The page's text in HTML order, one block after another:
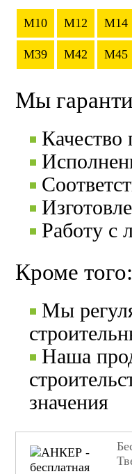
M10 M12 M14
M39 M42 M45
Мы
Качество
Работу с
Кроме того:
Мы
Наша
значения